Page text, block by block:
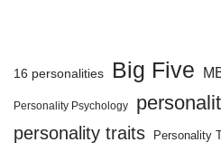
16 personalities Big Five
Personality Psychology
personality traits Personality